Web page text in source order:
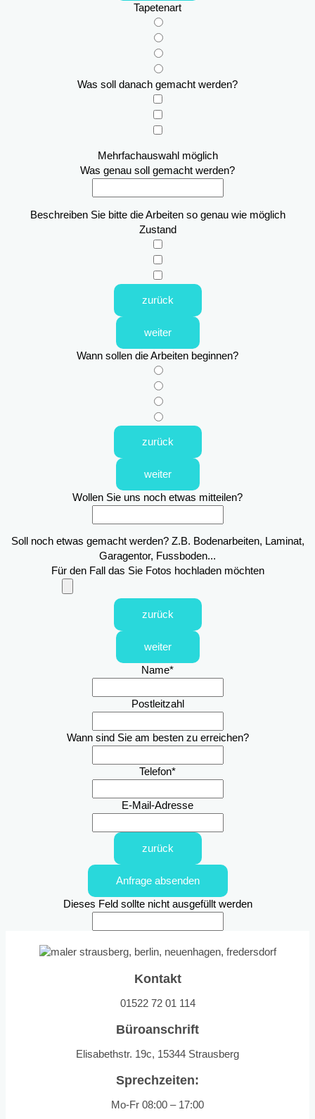
Tapetenart
Was soll danach gemacht werden?
Mehrfachauswahl möglich
Was genau soll gemacht werden?
Beschreiben Sie bitte die Arbeiten so genau wie möglich
Zustand
zurück
weiter
Wann sollen die Arbeiten beginnen?
zurück
weiter
Wollen Sie uns noch etwas mitteilen?
Soll noch etwas gemacht werden? Z.B. Bodenarbeiten, Laminat,
Garagentor, Fussboden...
Für den Fall das Sie Fotos hochladen möchten
zurück
weiter
Name*
Postleitzahl
Wann sind Sie am besten zu erreichen?
Telefon*
E-Mail-Adresse
zurück
Anfrage absenden
Dieses Feld sollte nicht ausgefüllt werden
Kontakt
01522 72 01 114
Büroanschrift
Elisabethstr. 19c, 15344 Strausberg
Sprechzeiten:
Mo-Fr 08:00 – 17:00